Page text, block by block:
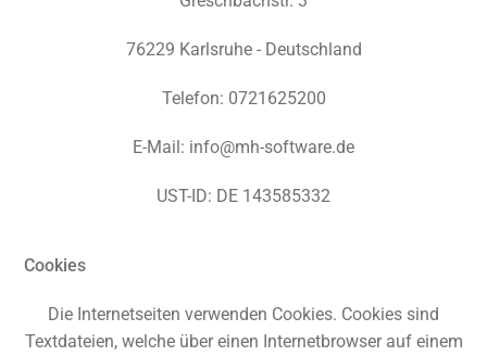
76229 Karlsruhe - Deutschland
Telefon: 0721625200
E-Mail: info@mh-software.de
UST-ID: DE 143585332
Cookies
Die Internetseiten verwenden Cookies. Cookies sind
Textdateien, welche über einen Internetbrowser auf einem